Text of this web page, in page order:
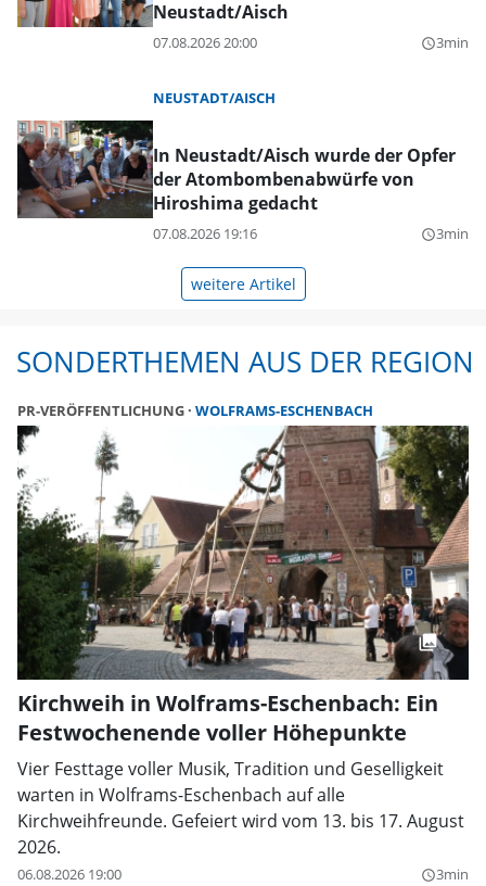
Neustadt/Aisch
07.08.2026 20:00 query_builder3min
NEUSTADT/AISCH
In Neustadt/Aisch wurde der Opfer
der Atombombenabwürfe von
Hiroshima gedacht
07.08.2026 19:16 query_builder3min
weitere Artikel
SONDERTHEMEN AUS DER REGION
PR-VERÖFFENTLICHUNG WOLFRAMS-ESCHENBACH
Kirchweih in Wolframs-Eschenbach: Ein
Festwochenende voller Höhepunkte
Vier Festtage voller Musik, Tradition und Geselligkeit
warten in Wolframs-Eschenbach auf alle
Kirchweihfreunde. Gefeiert wird vom 13. bis 17. August
2026.
06.08.2026 19:00 query_builder3min